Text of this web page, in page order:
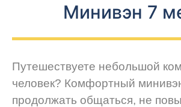
Минивэн 7
Путешествуете небольшой
человек? Комфортный
продолжать общаться, не